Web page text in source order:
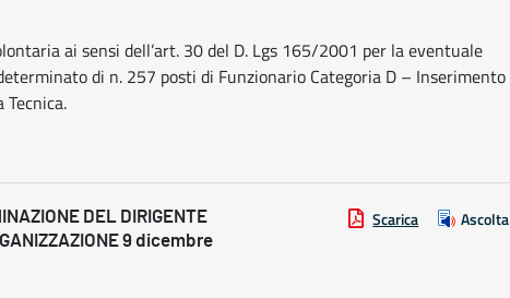
ai sensi dell’art. 30 del D. Lgs 165/2001 per la eventuale
di n. 257 posti di Funzionario Categoria D – Inserimento
DEL DIRIGENTE
9 dicembre
Scarica Ascolta